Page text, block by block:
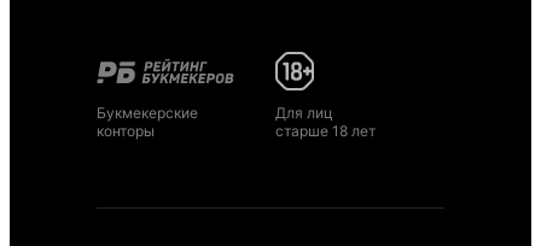
Букмекерские
конторы
Для лиц
старше 18 лет